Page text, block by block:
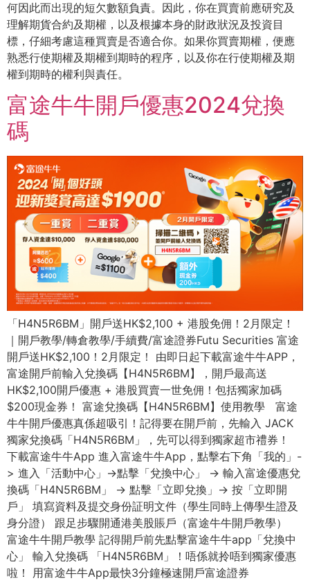
何因此⽽出現的短⽋數額負責。因此，你在買賣前應研究及
理解期貨合約及期權，以及根據本⾝的財政狀況及投資⽬
標，仔細考慮這種買賣是否適合你。如果你買賣期權，便應
熟悉⾏使期權及期權到期時的程序，以及你在⾏使期權及期
權到期時的權利與責任。
富途牛牛開戶優惠2024兌換
碼
「H4N5R6BM」開戶送HK$2,100 + 港股免佣！2月限定！
｜開戶教學/轉倉教學/手續費/富途證券Futu Securities 富途
開戶送HK$2,100！2月限定！ 由即日起下載富途牛牛APP，
富途開戶前輸入兌換碼【H4N5R6BM】，開戶最高送
HK$2,100開戶優惠 + 港股買賣一世免佣！包括獨家加碼
$200現金券！ 富途兌換碼【H4N5R6BM】使用教學 富途
牛牛開戶優惠真係超吸引！記得要在開戶前，先輸入 JACK
獨家兌換碼「H4N5R6BM」，先可以得到獨家超市禮券！
下載富途牛牛App 進入富途牛牛App，點擊右下角「我的」-
> 進入「活動中心」->點擊「兌換中心」 -> 輸入富途優惠兌
換碼「H4N5R6BM」 -> 點擊「立即兌換」-> 按「立即開
戶」 填寫資料及提交身份証明文件（學生同時上傳學生證及
身分證） 跟足步驟開通港美股賬戶（富途牛牛開戶教學）
富途牛牛開戶教學 記得開戶前先點擊富途牛牛app「兌換中
心」 輸入兌換碼 「H4N5R6BM」！唔係就拎唔到獨家優惠
啦！ 用富途牛牛App最快3分鐘極速開戶富途證券